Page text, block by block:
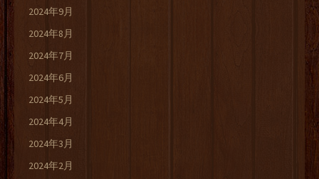
2024年9月
2024年8月
2024年7月
2024年6月
2024年5月
2024年4月
2024年3月
2024年2月